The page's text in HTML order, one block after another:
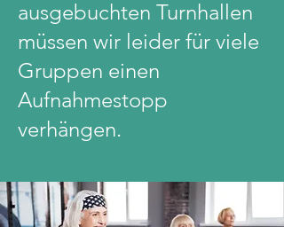
ausgebuchten Turnhallen
müssen wir leider für viele
Gruppen einen
Aufnahmestopp
verhängen.